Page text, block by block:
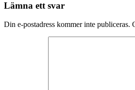
Lämna ett svar
Din e-postadress kommer inte publiceras.